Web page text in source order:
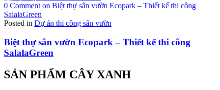
0 Comment on Biệt thự sân vườn Ecopark – Thiết kế thi công
SalalaGreen
Posted in Dự án thi công sân vườn
Biệt thự sân vườn Ecopark – Thiết kế thi công
SalalaGreen
SẢN PHẨM CÂY XANH